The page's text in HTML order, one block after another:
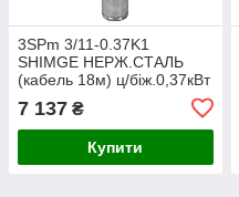
3SPm 3/11-0.37K1
SHIMGE НЕРЖ.СТАЛЬ
(кабель 18м) ц/біж.0,37кВт
Ø78мм {1}
7 137 ₴
Купити